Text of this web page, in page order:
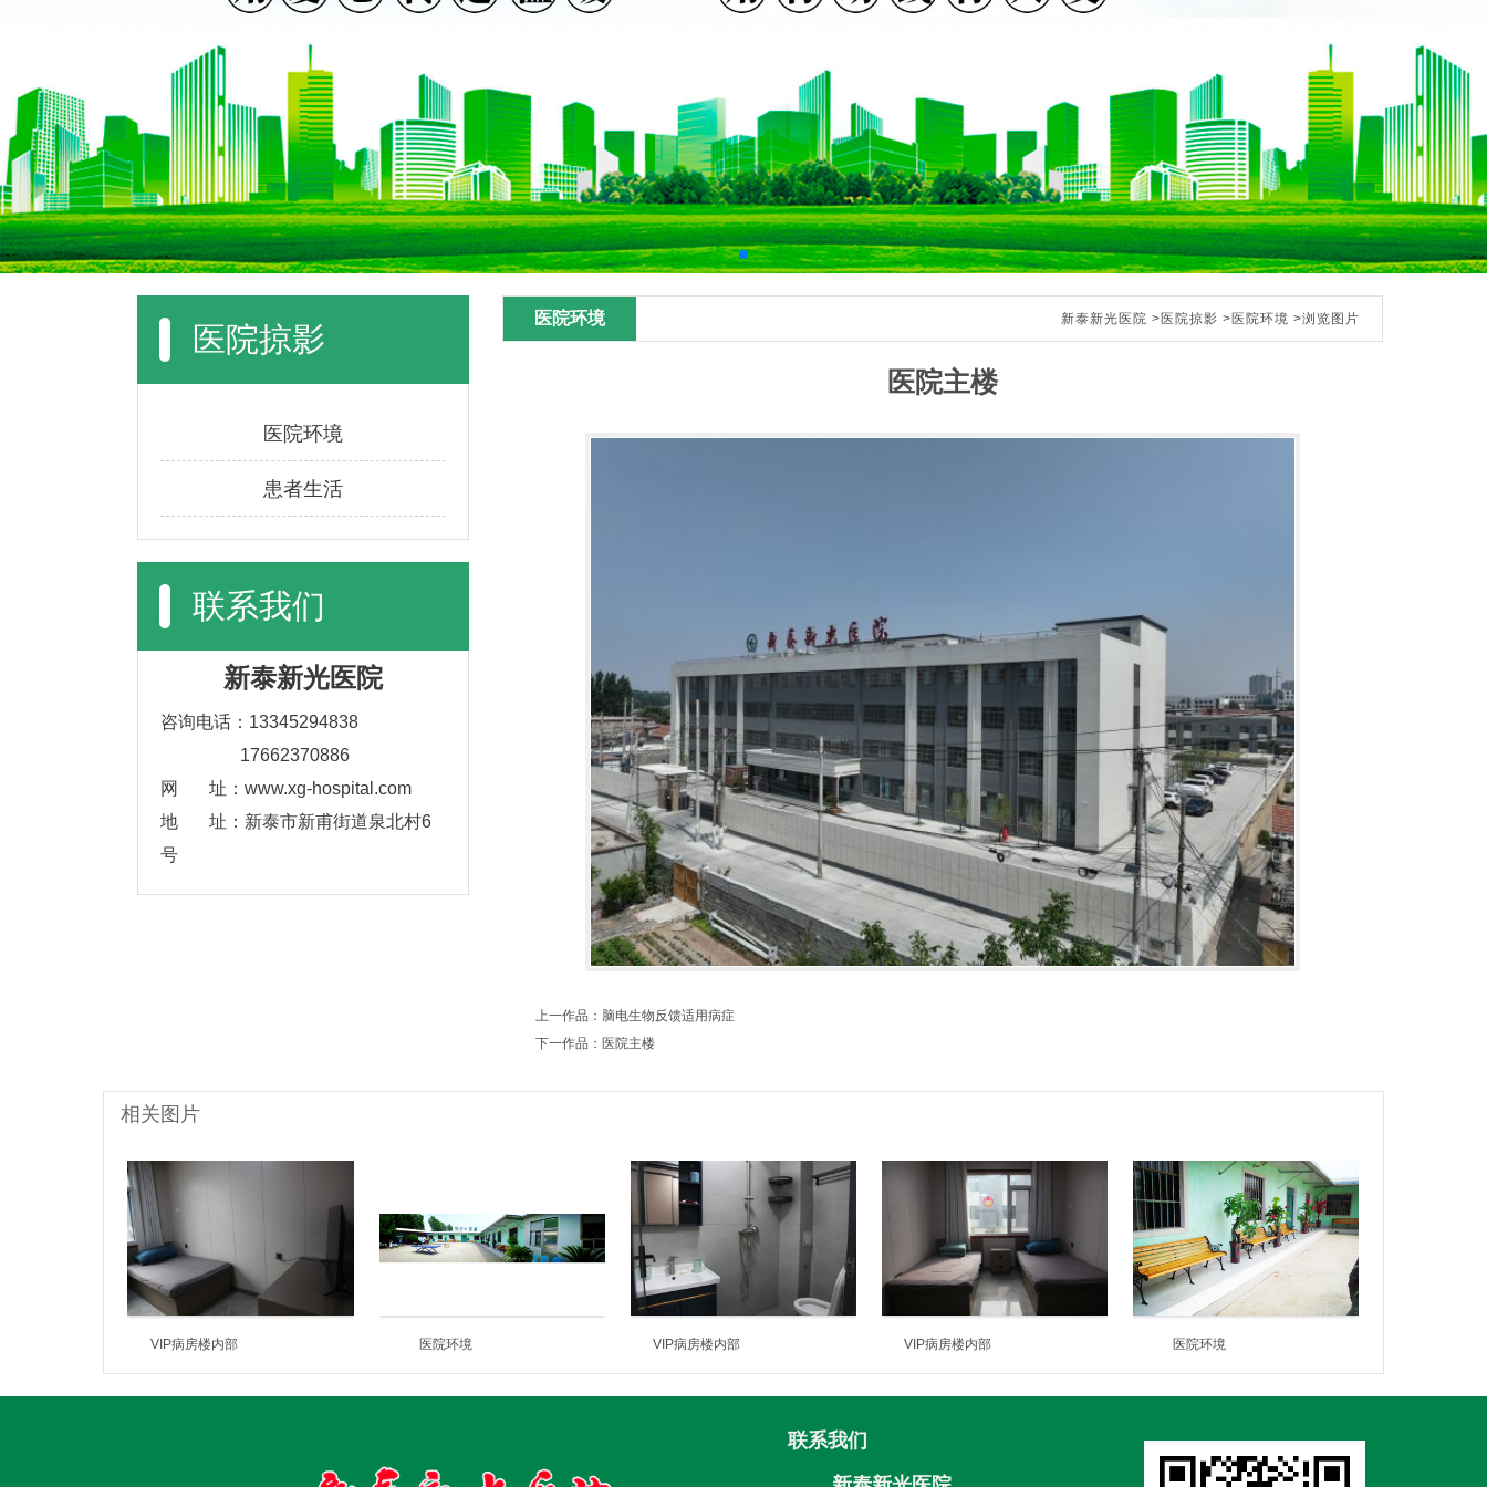
医院掠影
医院环境
患者生活
联系我们
新泰新光医院
咨询电话：13345294838
17662370886
网 址：www.xg-hospital.com
地 址：新泰市新甫街道泉北村6
号
医院环境 新泰新光医院 > 医院掠影 > 医院环境 >浏览图片
医院主楼
上一作品： 脑电生物反馈适用病症
下一作品： 医院主楼
相关图片
VIP病房楼内部 医院环境 VIP病房楼内部 VIP病房楼内部 医院环境
联系我们